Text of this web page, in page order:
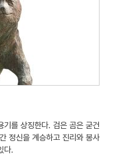
기를 상징한다. 검은 곰은 굳건
정신을 계승하고 진리와 봉사
다.